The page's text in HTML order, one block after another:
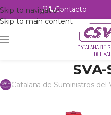
Skip to navigation
Skip to main content
Contacto
SVA-
Catalana de Suministros del